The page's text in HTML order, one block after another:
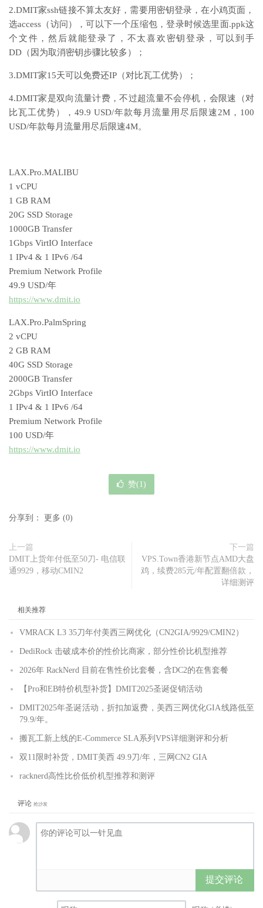
2.DMIT家ssh链接不算太友好，需要用密钥登录，在小鸡页面，
选access（访问），可以下一个压缩包，登录时候选里面.ppk这
个文件，然后就能登录了，不太喜欢密钥登录，可以到手
DD（因为取消密钥步骤比较多）；
3.DMIT家15天可以免费还IP（对比瓦工优势）；
4.DMIT家是双向流量计费，不过超流量不会停机，会限速（对
比瓦工优势），49.9 USD/年款每月流量用尽后限速2M，100
USD/年款每月流量用尽后限速4M。
LAX.Pro.MALIBU
1 vCPU
1 GB RAM
20G SSD Storage
1000GB Transfer
1Gbps VirtIO Interface
1 IPv4 & 1 IPv6 /64
Premium Network Profile
49.9 USD/年
https://www.dmit.io
LAX.Pro.PalmSpring
2 vCPU
2 GB RAM
40G SSD Storage
2000GB Transfer
2Gbps VirtIO Interface
1 IPv4 & 1 IPv6 /64
Premium Network Profile
100 USD/年
https://www.dmit.io
赞(1)
分享到： 更多 (0)
上一篇
DMIT上货年付低至50刀- 电信联
通9929，移动CMIN2
下一篇
VPS.Town香港新节点AMD大盘
鸡，续费285元/年配置翻倍款，
详细测评
相关推荐
VMRACK L3 35刀年付美西三网优化（CN2GIA/9929/CMIN2）
DediRock 击破成本价的性价比商家，部分性价比机型推荐
2026年 RackNerd 目前在售性价比套餐，含DC2的在售套餐
【Pro和EB特价机型补货】DMIT2025圣诞促销活动
DMIT2025年圣诞活动，折扣加返费，美西三网优化GIA线路低至
79.9/年。
搬瓦工新上线的E-Commerce SLA系列VPS详细测评和分析
双11限时补货，DMIT美西 49.9刀/年，三网CN2 GIA
racknerd高性比价低价机型推荐和测评
评论 抢沙发
提交评论